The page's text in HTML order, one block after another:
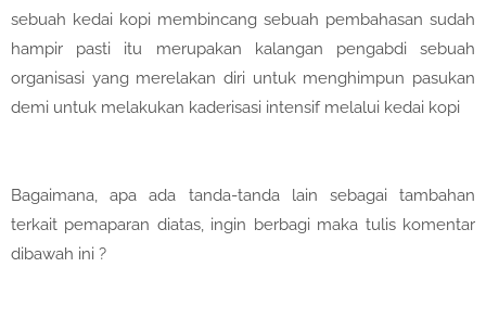
sebuah kedai kopi membincang sebuah pembahasan sudah
hampir pasti itu merupakan kalangan pengabdi sebuah
organisasi yang merelakan diri untuk menghimpun pasukan
demi untuk melakukan kaderisasi intensif melalui kedai kopi
Bagaimana, apa ada tanda-tanda lain sebagai tambahan
terkait pemaparan diatas, ingin berbagi maka tulis komentar
dibawah ini ?